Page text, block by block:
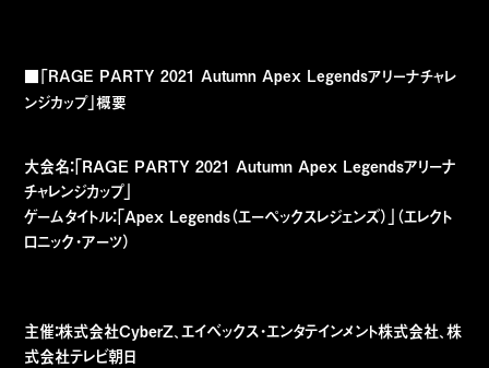
「RAGE PARTY 2021 Autumn Apex Legendsアリーナチャレ
ンジカップ」概要
大会名：「RAGE PARTY 2021 Autumn Apex Legendsアリーナ
チャレンジカップ」
ゲームタイトル：「Apex Legends（エーペックスレジェンズ）」（エレクト
ロニック・アーツ）
主催：株式会社CyberZ、エイベックス・エンタテインメント株式会社、株
式会社テレビ朝日